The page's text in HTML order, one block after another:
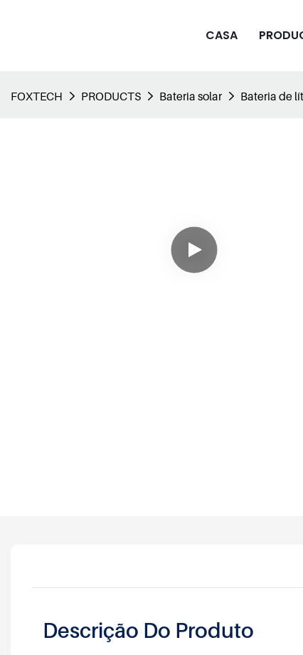
CASA
FOXTECH PRODUCTS Bateria solar Bateria de
Descrição Do Produto